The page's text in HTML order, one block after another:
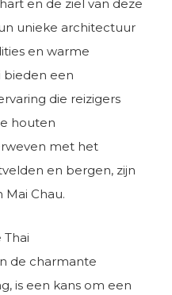
en de ziel van deze
unieke architectuur
en warme
bieden een
die reizigers
houten
met het
en bergen, zijn
Chau.
de charmante
is een kans om een